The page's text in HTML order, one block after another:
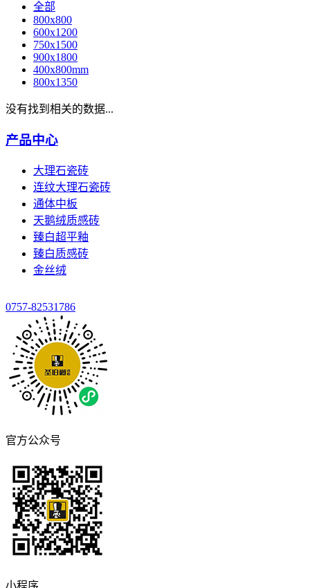
全部
800x800
600x1200
750x1500
900x1800
400x800mm
800x1350
没有找到相关的数据...
产品中心
大理石瓷砖
连纹大理石瓷砖
通体中板
天鹅绒质感砖
臻白超平釉
臻白质感砖
金丝绒
0757-82531786
官方公众号
小程序